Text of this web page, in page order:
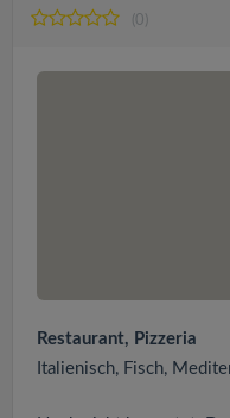
(0)
Restaurant, Pizzeria
Italienisch, Fisch,